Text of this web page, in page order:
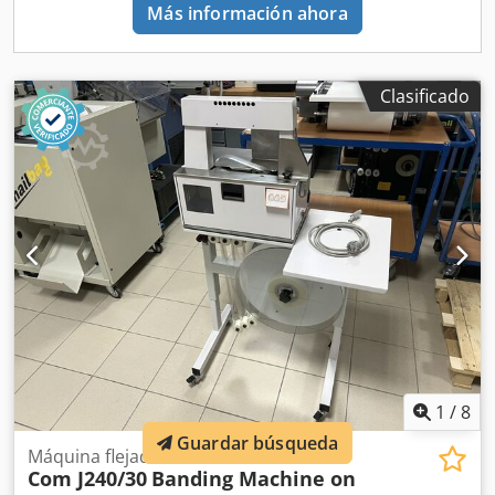
Máquina usada. Estado visual conforme a las fotografías.
Construcción industrial robusta y pesada. Ideal para
talleres dedicados al mecanizado de metales.
Más información ahora
Clasificado
1 /8
Máquina flejadora sobre base
Com J240/30 Banding Machine on
Guardar búsqueda